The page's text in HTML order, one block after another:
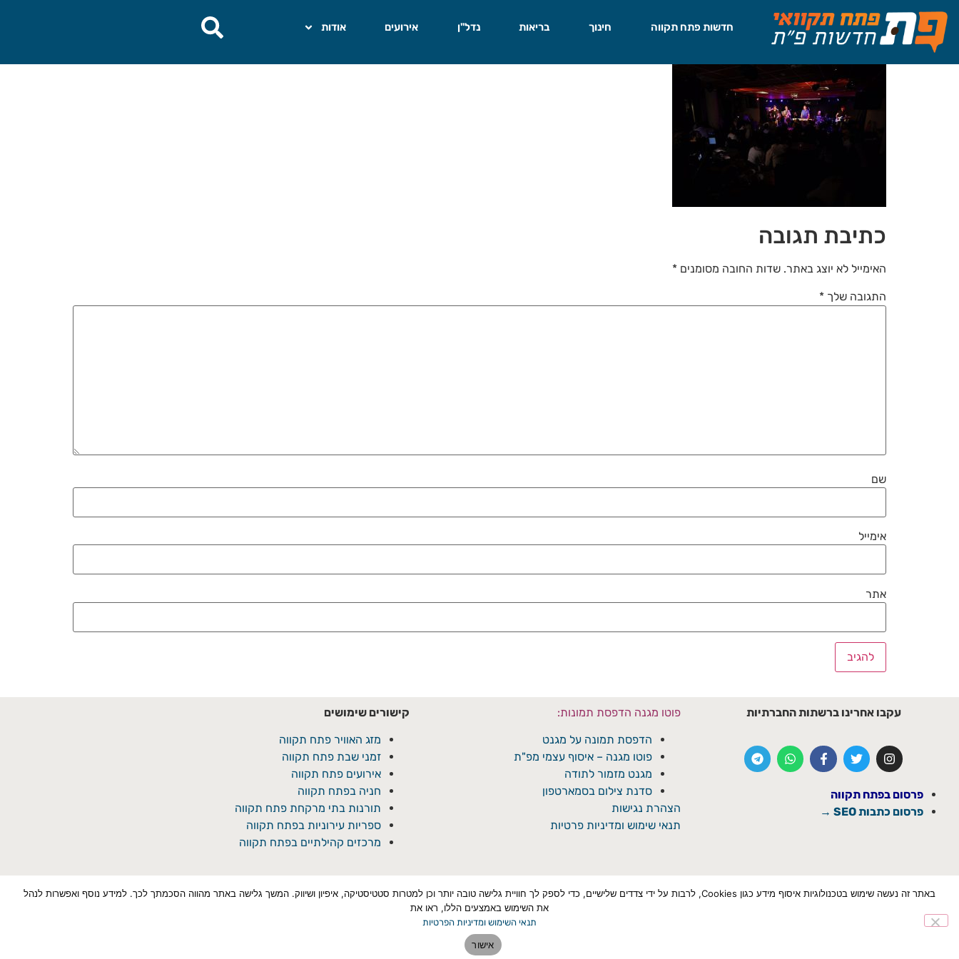
לתוכן
חדשות פתח תקווה חינוך בריאות נדל"ן אירועים אודות
כתיבת תגובה
האימייל לא יוצג באתר. שדות החובה מסומנים *
התגובה שלך *
שם
אימייל
אתר
עקבו אחרינו ברשתות החברתיות
פרסום בפתח תקווה
פרסום כתבות SEO →
פוטו מגנה הדפסת תמונות:
הדפסת תמונה על מגנט
פוטו מגנה – איסוף עצמי מפ"ת
מגנט מזמור לתודה
סדנת צילום בסמארטפון
הצהרת נגישות
תנאי שימוש ומדיניות פרטיות
קישורים שימושים
מזג האוויר פתח תקווה
זמני שבת פתח תקווה
אירועים פתח תקווה
חניה בפתח תקווה
תורנות בתי מרקחת פתח תקווה
ספריות עירוניות בפתח תקווה
מרכזים קהילתיים בפתח תקווה
באתר זה נעשה שימוש בטכנולוגיות איסוף מידע כגון Cookies, לרבות על ידי צדדים שלישיים, כדי לספק לך חוויית גלישה טובה יותר וכן למטרות סטטיסטיקה, איפיון ושיווק. המשך גלישה באתר מהווה הסכמתך לכך. למידע נוסף ואפשרות לנהל
את השימוש באמצעים הללו, ראו את
תנאי השימוש ומדיניות הפרטיות
אישור